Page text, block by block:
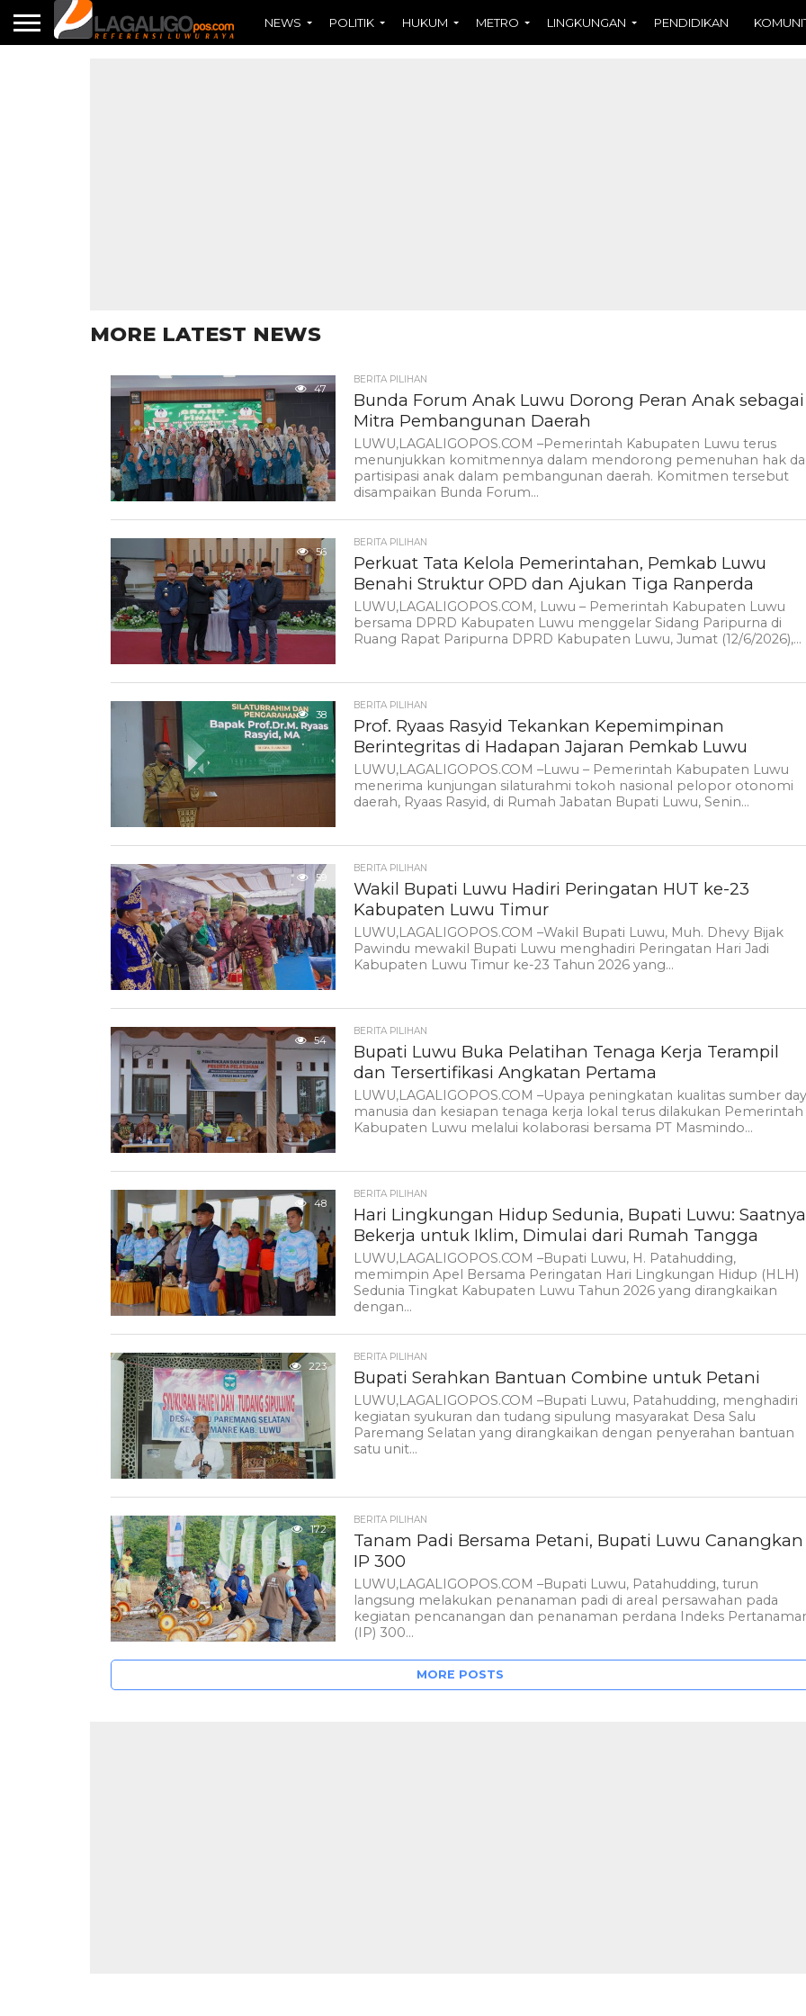
NEWS POLITIK HUKUM METRO LINGKUNGAN PENDIDIKAN
MORE LATEST NEWS
47
BERITA PILIHAN
Bunda Forum Anak Luwu Dorong Peran Anak sebagai
Mitra Pembangunan Daerah
LUWU,LAGALIGOPOS.COM –Pemerintah Kabupaten Luwu terus
menunjukkan komitmennya dalam mendorong pemenuhan hak
partisipasi anak dalam pembangunan daerah. Komitmen tersebut
disampaikan Bunda Forum...
56
BERITA PILIHAN
Perkuat Tata Kelola Pemerintahan, Pemkab Luwu
Benahi Struktur OPD dan Ajukan Tiga Ranperda
LUWU,LAGALIGOPOS.COM, Luwu – Pemerintah Kabupaten Luwu
bersama DPRD Kabupaten Luwu menggelar Sidang Paripurna di
Ruang Rapat Paripurna DPRD Kabupaten Luwu, Jumat (12/6/2026),...
38
BERITA PILIHAN
Prof. Ryaas Rasyid Tekankan Kepemimpinan
Berintegritas di Hadapan Jajaran Pemkab Luwu
LUWU,LAGALIGOPOS.COM –Luwu – Pemerintah Kabupaten Luwu
menerima kunjungan silaturahmi tokoh nasional pelopor otonomi
daerah, Ryaas Rasyid, di Rumah Jabatan Bupati Luwu, Senin...
59
BERITA PILIHAN
Wakil Bupati Luwu Hadiri Peringatan HUT ke-23
Kabupaten Luwu Timur
LUWU,LAGALIGOPOS.COM –Wakil Bupati Luwu, Muh. Dhevy Bijak
Pawindu mewakil Bupati Luwu menghadiri Peringatan Hari Jadi
Kabupaten Luwu Timur ke-23 Tahun 2026 yang...
54
BERITA PILIHAN
Bupati Luwu Buka Pelatihan Tenaga Kerja Terampil
dan Tersertifikasi Angkatan Pertama
LUWU,LAGALIGOPOS.COM –Upaya peningkatan kualitas sumber
manusia dan kesiapan tenaga kerja lokal terus dilakukan Pemerintah
Kabupaten Luwu melalui kolaborasi bersama PT Masmindo...
48
BERITA PILIHAN
Hari Lingkungan Hidup Sedunia, Bupati Luwu: Saatnya
Bekerja untuk Iklim, Dimulai dari Rumah Tangga
LUWU,LAGALIGOPOS.COM –Bupati Luwu, H. Patahudding,
memimpin Apel Bersama Peringatan Hari Lingkungan Hidup (HLH)
Sedunia Tingkat Kabupaten Luwu Tahun 2026 yang dirangkaikan
dengan...
223
BERITA PILIHAN
Bupati Serahkan Bantuan Combine untuk Petani
LUWU,LAGALIGOPOS.COM –Bupati Luwu, Patahudding, menghadiri
kegiatan syukuran dan tudang sipulung masyarakat Desa Salu
Paremang Selatan yang dirangkaikan dengan penyerahan bantuan
satu unit...
172
BERITA PILIHAN
Tanam Padi Bersama Petani, Bupati Luwu Canangkan
IP 300
LUWU,LAGALIGOPOS.COM –Bupati Luwu, Patahudding, turun
langsung melakukan penanaman padi di areal persawahan pada
kegiatan pencanangan dan penanaman perdana Indeks
(IP) 300...
MORE POSTS